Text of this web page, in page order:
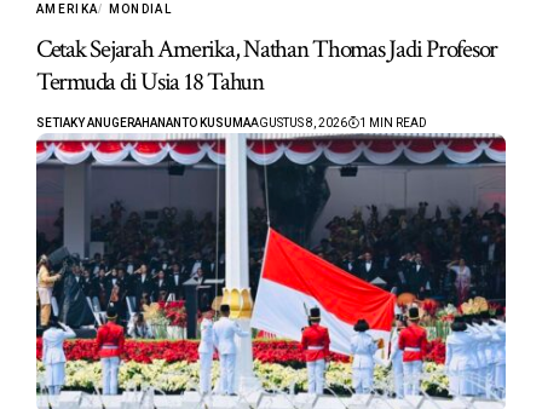
AMERIKA MONDIAL
Cetak Sejarah Amerika, Nathan Thomas Jadi Profesor
Termuda di Usia 18 Tahun
SETIAKY ANUGERAHANANTO KUSUMAAGUSTUS 8, 2026 1 MIN READ